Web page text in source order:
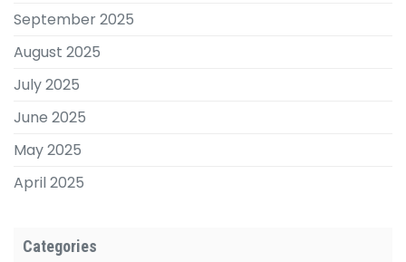
September 2025
August 2025
July 2025
June 2025
May 2025
April 2025
Categories